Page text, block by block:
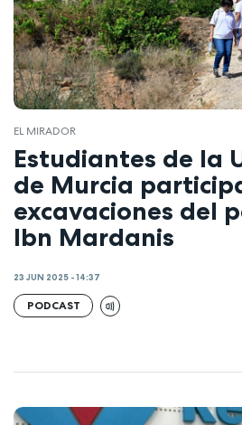
EL MIRADOR
Estudiantes de la
de Murcia
excavaciones del
Ibn Mardanis
23 JUN 2025 - 14:37
PODCAST